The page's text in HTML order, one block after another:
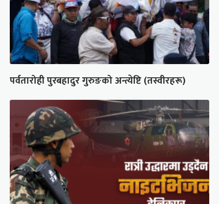
पर्वतारोही पुरबहादुर गुरुङको अन्त्येष्टि (तस्वीरहरू)